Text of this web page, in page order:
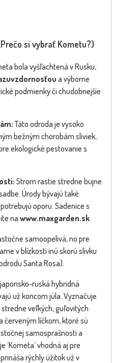
si vybrať Kometu?)
bola vyšľachtená v Rusku,
a výborne
podmienky či chudobnejšie
Táto odroda je vysoko
bežným chorobám sliviek,
ekologické pestovanie s
Strom rastie stredne bujne
Úrody bývajú také
oporu. Sadenice s
na www.maxgarden.sk.
samoopelivá, no pre
v blízkosti inú skorú slivku
Santa Rosa).
ruská hybridná
už koncom júla. Vyznačuje
veľkých, guľovitých
červeným líčkom, ktoré sú
samosprašnosti a
’Kometa’ vhodná aj pre
rýchly úžitok už v